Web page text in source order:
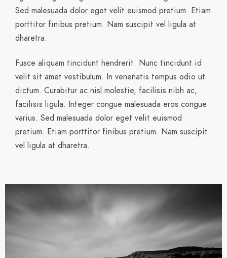
ligula. Integer congue malesuada eros congue varius.
Sed malesuada dolor eget velit euismod pretium. Etiam
porttitor finibus pretium. Nam suscipit vel ligula at
Fusce aliquam tincidunt hendrerit. Nunc tincidunt id
velit sit amet vestibulum. In venenatis tempus odio ut
dictum. Curabitur ac nisl molestie, facilisis nibh ac,
facilisis ligula. Integer congue malesuada eros congue
varius. Sed malesuada dolor eget velit euismod
pretium. Etiam porttitor finibus pretium. Nam suscipit